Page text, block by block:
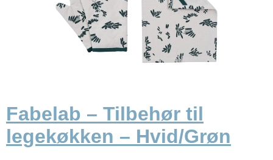
Fabelab – Tilbehør til
legekøkken – Hvid/Grøn